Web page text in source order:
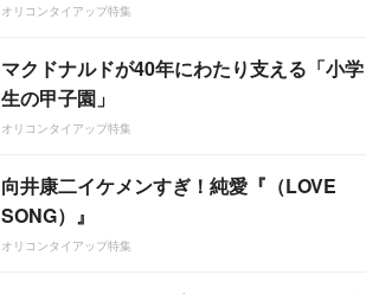
オリコンタイアップ特集
マクドナルドが40年にわたり支える「小学
生の甲子園」
オリコンタイアップ特集
向井康二イケメンすぎ！純愛『（LOVE
SONG）』
オリコンタイアップ特集